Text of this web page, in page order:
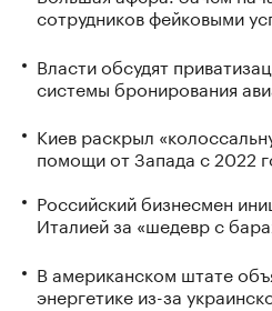
сотрудников фейковыми
Власти обсудят
системы бронирования
Киев раскрыл
помощи от Запада с 2022
Российский бизнесмен
Италией за «шедевр с
В американском штате
энергетике из-за